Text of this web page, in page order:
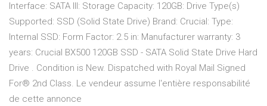
Interface: SATA III: Storage Capacity: 120GB: Drive Type(s)
Supported: SSD (Solid State Drive) Brand: Crucial: Type:
Internal SSD: Form Factor: 2.5 in: Manufacturer warranty: 3
years: Crucial BX500 120GB SSD - SATA Solid State Drive Hard
Drive . Condition is New. Dispatched with Royal Mail Signed
For® 2nd Class. Le vendeur assume l'entière responsabilité
de cette annonce